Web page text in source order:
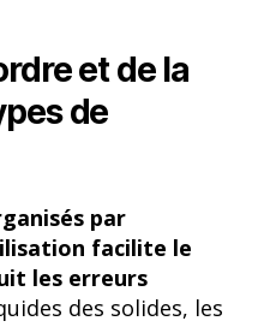
et de la
de
par
facilite le
les erreurs
des solides, les